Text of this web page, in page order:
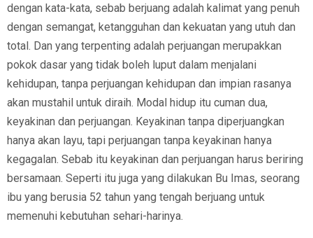
dengan kata-kata, sebab berjuang adalah kalimat yang penuh
dengan semangat, ketangguhan dan kekuatan yang utuh dan
total. Dan yang terpenting adalah perjuangan merupakkan
pokok dasar yang tidak boleh luput dalam menjalani
kehidupan, tanpa perjuangan kehidupan dan impian rasanya
akan mustahil untuk diraih. Modal hidup itu cuman dua,
keyakinan dan perjuangan. Keyakinan tanpa diperjuangkan
hanya akan layu, tapi perjuangan tanpa keyakinan hanya
kegagalan. Sebab itu keyakinan dan perjuangan harus beriring
bersamaan. Seperti itu juga yang dilakukan Bu Imas, seorang
ibu yang berusia 52 tahun yang tengah berjuang untuk
memenuhi kebutuhan sehari-harinya.